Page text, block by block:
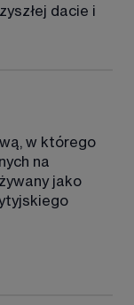
dacie i
w którego
na
jako